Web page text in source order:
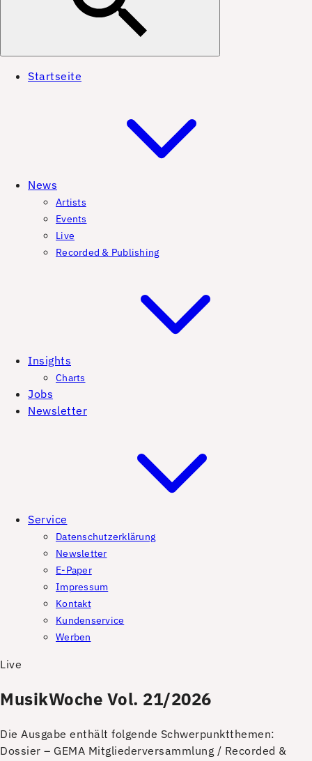
Startseite
News
Artists
Events
Live
Recorded & Publishing
Insights
Charts
Jobs
Newsletter
Service
Datenschutzerklärung
Newsletter
E-Paper
Impressum
Kontakt
Kundenservice
Werben
Live
MusikWoche Vol. 21/2026
Die Ausgabe enthält folgende Schwerpunktthemen:
Dossier – GEMA Mitgliederversammlung / Recorded &